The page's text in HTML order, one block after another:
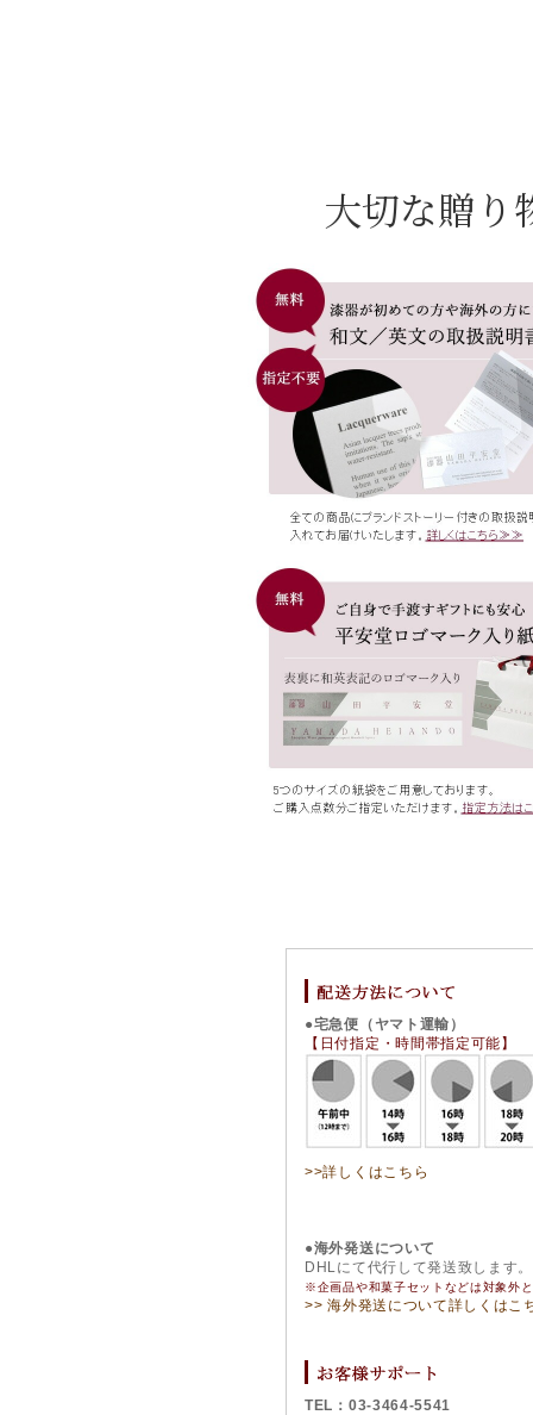
大切な贈
●宅急便（ヤマト運輸）
【日付指定・時間帯指定可能】
>>詳しくはこちら
●海外発送について
DHLにて代行して発送致します。
※企画品や和菓子セットなどは対象外
>> 海外発送について詳しくはこ
TEL：03-3464-5541